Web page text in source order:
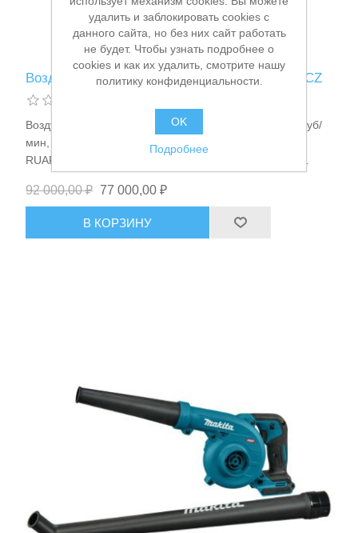
Воздуходувка аккумуляторная Makita UB001CZ
Воздуходувка аккумуляторная 36/40В PDC ®, 0-16м.куб/
мин, 0-64м/с, 0-22200об/мин, Li-ion ранец 33.5Ач
RUAPDC1200A01, Boost-режим, WG/BL 2.9кг Makita
92 000,00 ₽ 77 000,00 ₽
В КОРЗИНУ
удалить и заблокировать cookies с
данного сайта, но без них сайт работать
не будет. Чтобы узнать подробнее о
cookies и как их удалить, смотрите нашу
политику конфиденциальности.
OK
Подробнее